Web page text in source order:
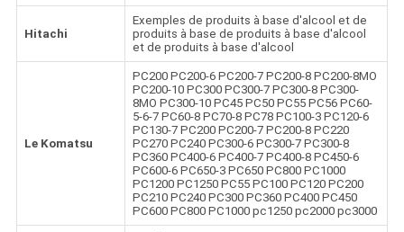
Hitachi
Exemples de produits à base d'alcool et de
produits à base de produits à base d'alcool
et de produits à base d'alcool
Le Komatsu
PC200 PC200-6 PC200-7 PC200-8 PC200-8MO
PC200-10 PC300 PC300-7 PC300-8 PC300-
8MO PC300-10 PC45 PC50 PC55 PC56 PC60-
5-6-7 PC60-8 PC70-8 PC78 PC100-3 PC120-6
PC130-7 PC200 PC200-7 PC200-8 PC220
PC270 PC240 PC300-6 PC300-7 PC300-8
PC360 PC400-6 PC400-7 PC400-8 PC450-6
PC600-6 PC650-3 PC650 PC800 PC1000
PC1200 PC1250 PC55 PC100 PC120 PC200
PC210 PC240 PC300 PC360 PC400 PC450
PC600 PC800 PC1000 pc1250 pc2000 pc3000